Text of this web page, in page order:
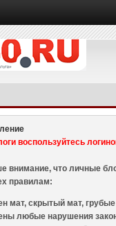
воспользуйтесь
внимание, что личные
правилам:
мат, скрытый мат, грубые
любые нарушения